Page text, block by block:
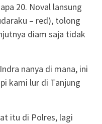
20. Noval lansung
– red), tolong
diam saja tidak
nanya di mana, ini
kami lur di Tanjung
itu di Polres, lagi